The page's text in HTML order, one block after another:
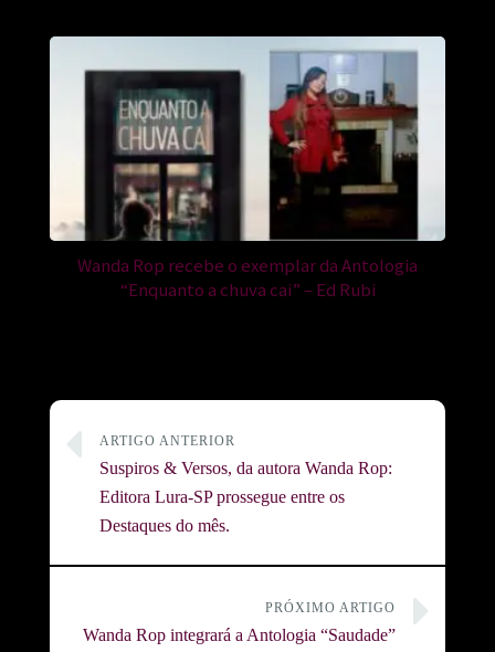
Wanda Rop recebe o exemplar da Antologia
“Enquanto a chuva cai” – Ed Rubi
ARTIGO ANTERIOR
Suspiros & Versos, da autora Wanda Rop:
Editora Lura-SP prossegue entre os
Destaques do mês.
PRÓXIMO ARTIGO
Wanda Rop integrará a Antologia “Saudade”